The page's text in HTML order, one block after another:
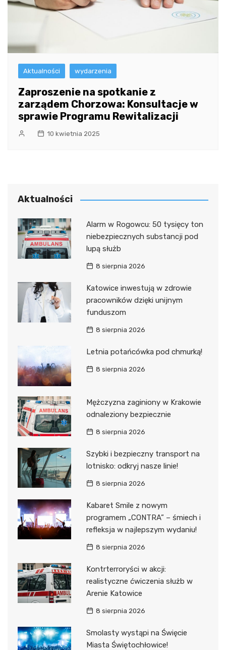
Aktualności wydarzenia
Zaproszenie na spotkanie z
zarządem Chorzowa: Konsultacje w
sprawie Programu Rewitalizacji
10 kwietnia 2025
Aktualności
Alarm w Rogowcu: 50 tysięcy ton
niebezpiecznych substancji pod
lupą służb
8 sierpnia 2026
Katowice inwestują w zdrowie
pracowników dzięki unijnym
funduszom
8 sierpnia 2026
Letnia potańcówka pod chmurką!
8 sierpnia 2026
Mężczyzna zaginiony w Krakowie
odnaleziony bezpiecznie
8 sierpnia 2026
Szybki i bezpieczny transport na
lotnisko: odkryj nasze linie!
8 sierpnia 2026
Kabaret Smile z nowym
programem „CONTRA” – śmiech i
refleksja w najlepszym wydaniu!
8 sierpnia 2026
Kontrterroryści w akcji:
realistyczne ćwiczenia służb w
Arenie Katowice
8 sierpnia 2026
Smolasty wystąpi na Święcie
Miasta Świętochłowice!